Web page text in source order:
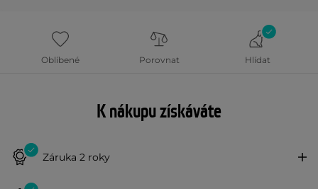
Oblíbené Porovnat Hlídat
K nákupu získáváte
Záruka 2 roky